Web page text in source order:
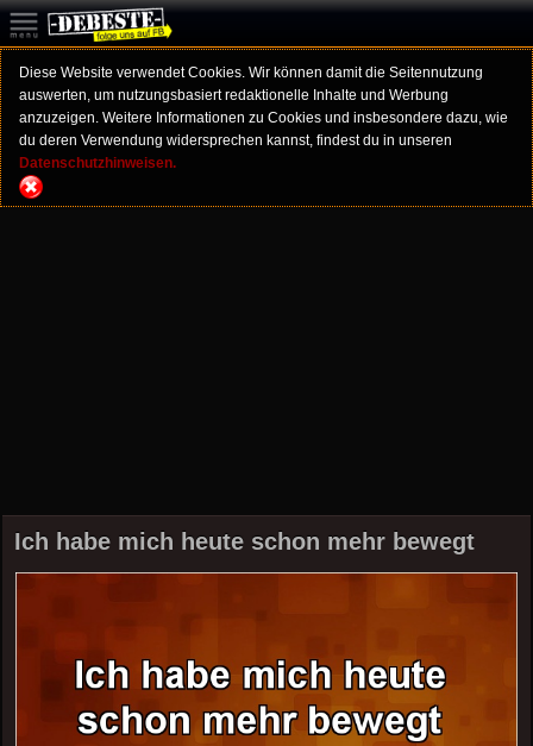
Diese Website verwendet Cookies. Wir können damit die Seitennutzung
auswerten, um nutzungsbasiert redaktionelle Inhalte und Werbung
anzuzeigen. Weitere Informationen zu Cookies und insbesondere dazu, wie
du deren Verwendung widersprechen kannst, findest du in unseren
Datenschutzhinweisen.
Ich habe mich heute schon mehr bewegt